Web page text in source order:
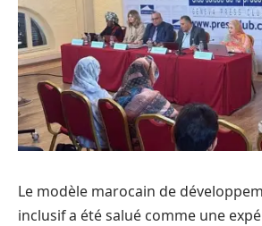
Le modèle marocain de
inclusif a été salué comme une